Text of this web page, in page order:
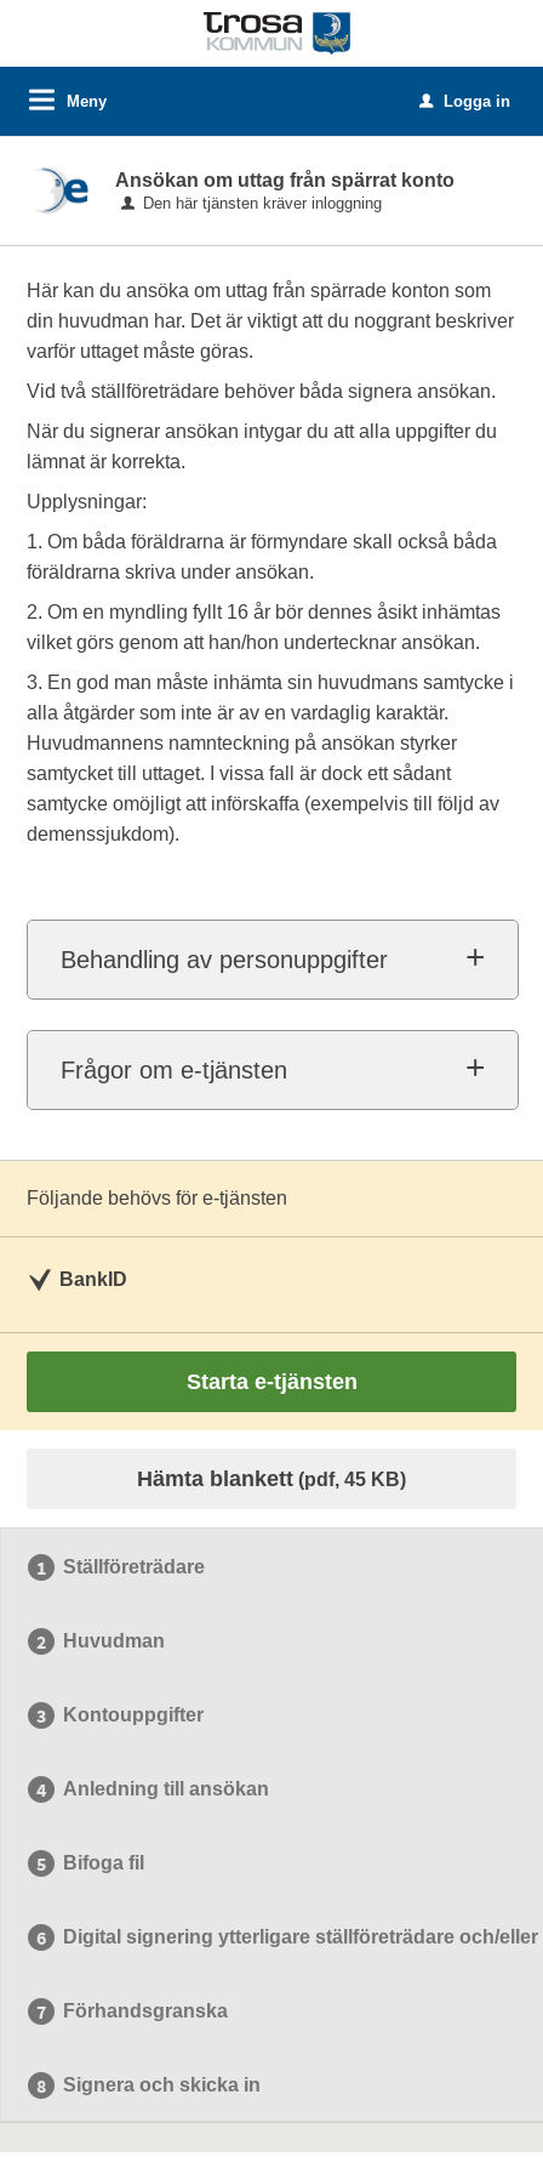
Meny u Logga in
Ansökan om uttag från spärrat konto
Den här tjänsten kräver inloggning
Här kan du ansöka om uttag från spärrade konton som
din huvudman har. Det är viktigt att du noggrant beskriver
varför uttaget måste göras.
Vid två ställföreträdare behöver båda signera ansökan.
När du signerar ansökan intygar du att alla uppgifter du
lämnat är korrekta.
Upplysningar:
1. Om båda föräldrarna är förmyndare skall också båda
föräldrarna skriva under ansökan.
2. Om en myndling fyllt 16 år bör dennes åsikt inhämtas
vilket görs genom att han/hon undertecknar ansökan.
3. En god man måste inhämta sin huvudmans samtycke i
alla åtgärder som inte är av en vardaglig karaktär.
Huvudmannens namnteckning på ansökan styrker
samtycket till uttaget. I vissa fall är dock ett sådant
samtycke omöjligt att införskaffa (exempelvis till följd av
demenssjukdom).
Behandling av personuppgifter
Frågor om e-tjänsten
Följande behövs för e-tjänsten
BankID
Starta e-tjänsten
Hämta blankett (pdf, 45 KB)
Ställföreträdare
Huvudman
Kontouppgifter
Anledning till ansökan
Bifoga fil
Digital signering ytterligare ställföreträdare och/
Förhandsgranska
Signera och skicka in